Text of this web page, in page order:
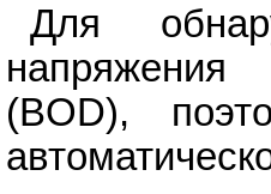
Для
напряжения
(BOD),